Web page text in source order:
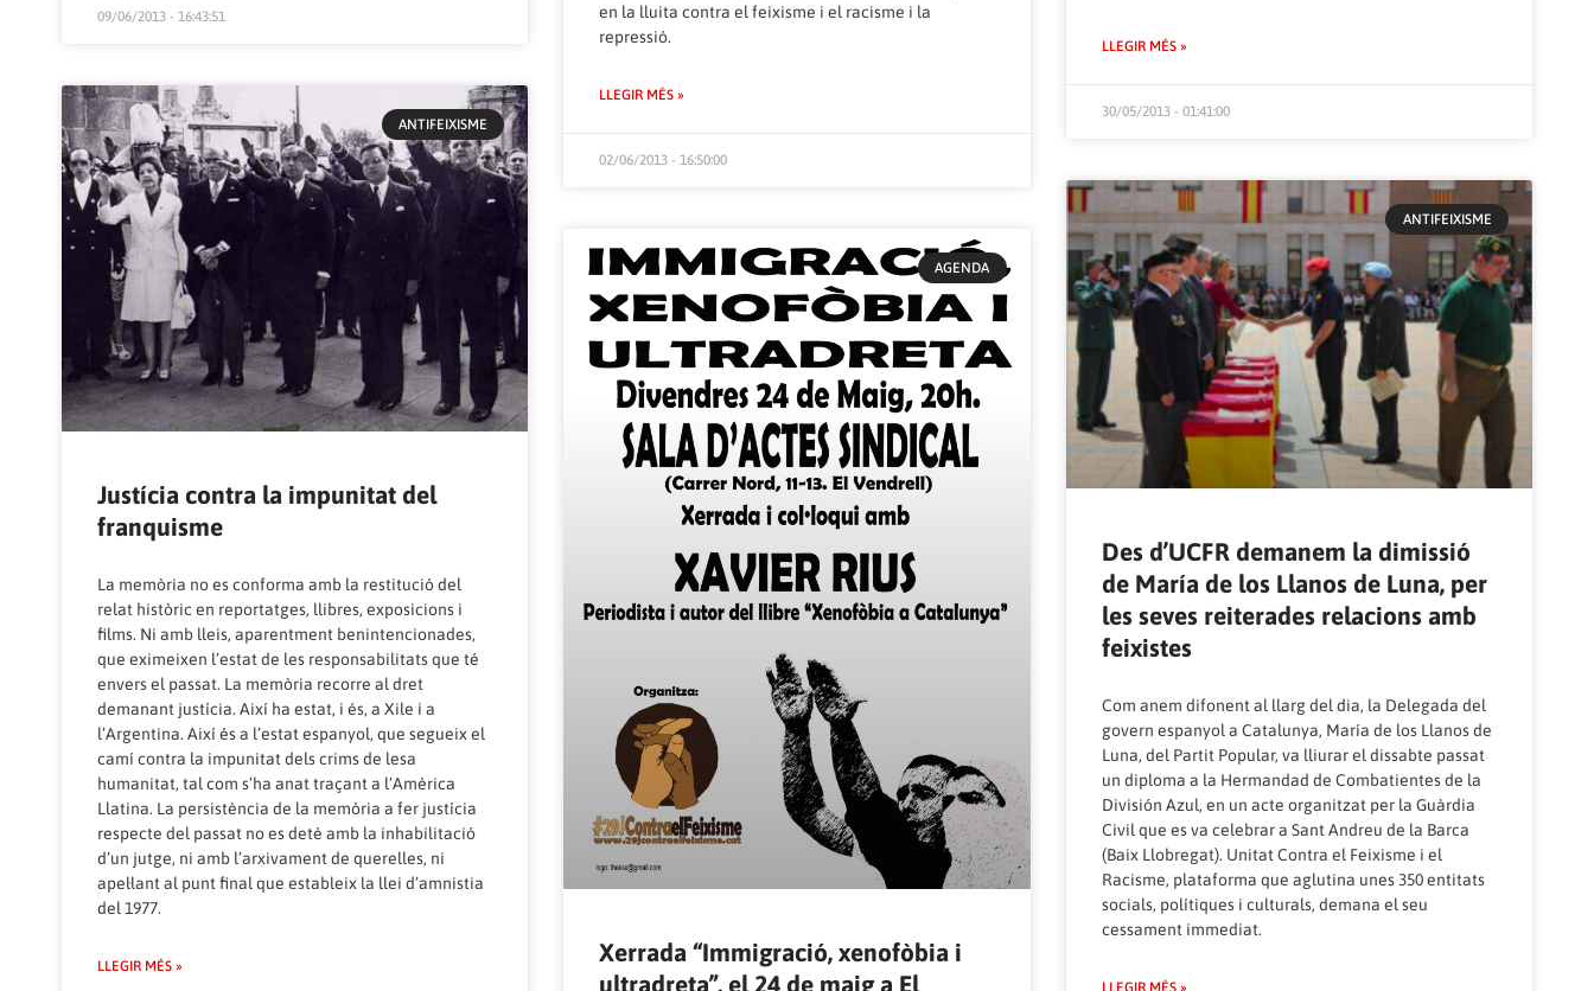
09/06/2013 - 16:43:51
en la lluita contra el feixisme i el racisme i la
repressió.
LLEGIR MÉS »
02/06/2013 - 16:50:00
LLEGIR MÉS »
30/05/2013 - 01:41:00
ANTIFEIXISME
Justícia contra la impunitat del
franquisme
La memòria no es conforma amb la restitució del
relat històric en reportatges, llibres, exposicions i
films. Ni amb lleis, aparentment benintencionades,
que eximeixen l’estat de les responsabilitats que té
envers el passat. La memòria recorre al dret
demanant justícia. Així ha estat, i és, a Xile i a
l’Argentina. Així és a l’estat espanyol, que segueix el
camí contra la impunitat dels crims de lesa
humanitat, tal com s’ha anat traçant a l’Amèrica
Llatina. La persistència de la memòria a fer justícia
respecte del passat no es deté amb la inhabilitació
d’un jutge, ni amb l’arxivament de querelles, ni
apel·lant al punt final que estableix la llei d’amnistia
del 1977.
LLEGIR MÉS »
AGENDA
Xerrada “Immigració, xenofòbia i
ultradreta”, el 24 de maig a El
ANTIFEIXISME
Des d’UCFR demanem la dimissió
de María de los Llanos de Luna, per
les seves reiterades relacions amb
feixistes
Com anem difonent al llarg del dia, la Delegada del
govern espanyol a Catalunya, María de los Llanos de
Luna, del Partit Popular, va lliurar el dissabte passat
un diploma a la Hermandad de Combatientes de la
División Azul, en un acte organitzat per la Guàrdia
Civil que es va celebrar a Sant Andreu de la Barca
(Baix Llobregat). Unitat Contra el Feixisme i el
Racisme, plataforma que aglutina unes 350 entitats
socials, polítiques i culturals, demana el seu
cessament immediat.
LLEGIR MÉS »